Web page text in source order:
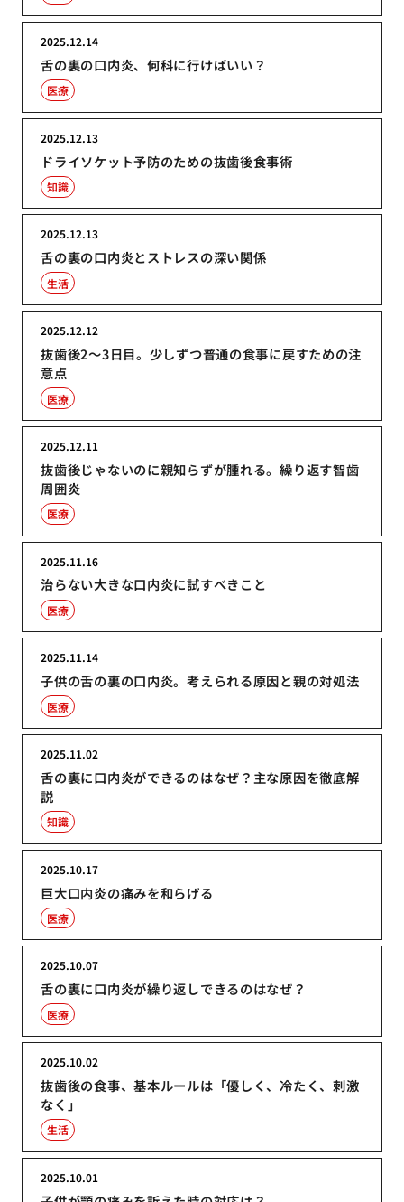
舌の裏の口内炎、何科に行けばいい？
2025.12.14
医療
ドライソケット予防のための抜歯後食事術
2025.12.13
知識
舌の裏の口内炎とストレスの深い関係
2025.12.13
生活
抜歯後2〜3日目。少しずつ普通の食事に戻すための注
意点
2025.12.12
医療
抜歯後じゃないのに親知らずが腫れる。繰り返す智歯
周囲炎
2025.12.11
医療
治らない大きな口内炎に試すべきこと
2025.11.16
医療
子供の舌の裏の口内炎。考えられる原因と親の対処法
2025.11.14
医療
舌の裏に口内炎ができるのはなぜ？主な原因を徹底解
説
2025.11.02
知識
巨大口内炎の痛みを和らげる
2025.10.17
医療
舌の裏に口内炎が繰り返しできるのはなぜ？
2025.10.07
医療
抜歯後の食事、基本ルールは「優しく、冷たく、刺激
なく」
2025.10.02
生活
2025.10.01